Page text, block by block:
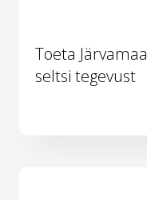
Toeta Järvamaa
seltsi tegevust